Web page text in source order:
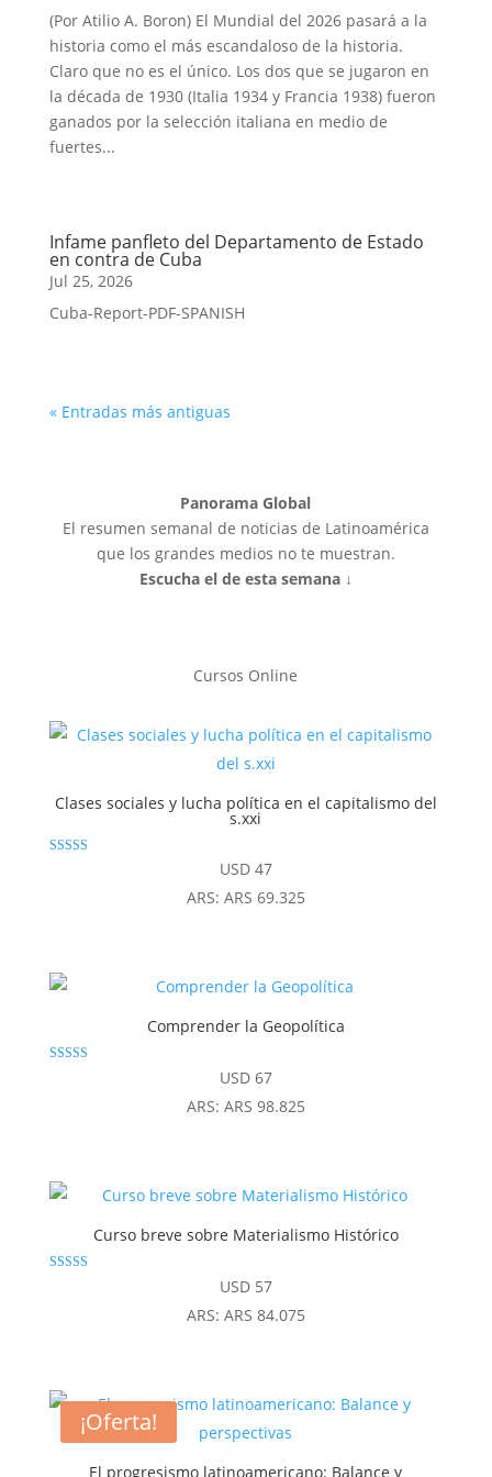
(Por Atilio A. Boron) El Mundial del 2026 pasará a la
historia como el más escandaloso de la historia.
Claro que no es el único. Los dos que se jugaron en
la década de 1930 (Italia 1934 y Francia 1938) fueron
ganados por la selección italiana en medio de
fuertes...
Infame panfleto del Departamento de Estado
en contra de Cuba
Jul 25, 2026
Cuba-Report-PDF-SPANISH
« Entradas más antiguas
Panorama Global
El resumen semanal de noticias de Latinoamérica
que los grandes medios no te muestran.
Escucha el de esta semana ↓
Cursos Online
Clases sociales y lucha política en el capitalismo del
s.xxi
USD47
ARS: ARS 69.325
Comprender la Geopolítica
USD67
ARS: ARS 98.825
Curso breve sobre Materialismo Histórico
USD57
ARS: ARS 84.075
¡Oferta!
El progresismo latinoamericano: Balance y